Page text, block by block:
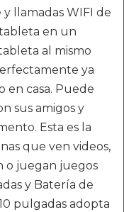
llamadas WIFI de
en un
al mismo
ya
en casa. Puede
sus amigos y
Esta es la
que ven videos,
o juegan juegos
y Batería de
pulgadas adopta